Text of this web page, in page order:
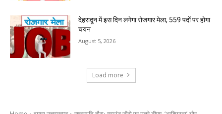
देहरादून में इस दिन लगेगा रोजगार मेला, 559 पदों पर होगा
चयन
August 5, 2026
Load more